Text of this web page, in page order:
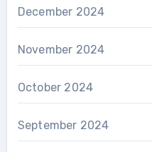
December 2024
November 2024
October 2024
September 2024